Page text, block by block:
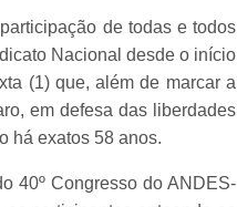
de todas e todos
Nacional desde o início
(1) que, além de marcar a
em defesa das liberdades
há exatos 58 anos.
40º Congresso do ANDES-